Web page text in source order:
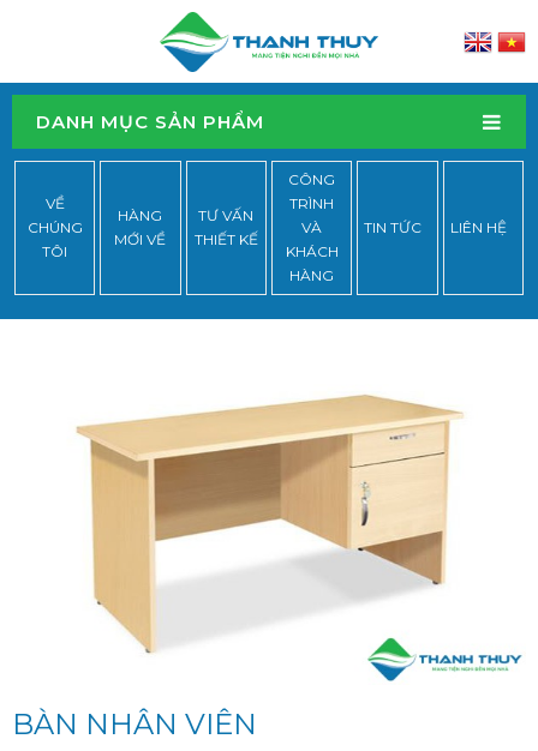
DANH MỤC SẢN PHẨM
VỀ
CHÚNG
TÔI
HÀNG
MỚI VỀ
TƯ VẤN
THIẾT KẾ
CÔNG
TRÌNH
VÀ
KHÁCH
HÀNG
TIN TỨC LIÊN HỆ
BÀN NHÂN VIÊN